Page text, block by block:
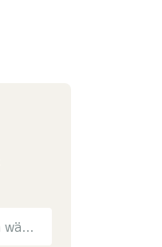
Ein Datum oder Zeitraum wählen